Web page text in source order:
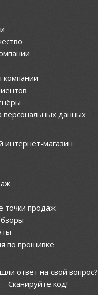
компании
персональных данных
интернет-магазин
точки продаж
по прошивке
ответ на свой вопрос?
Сканируйте код!